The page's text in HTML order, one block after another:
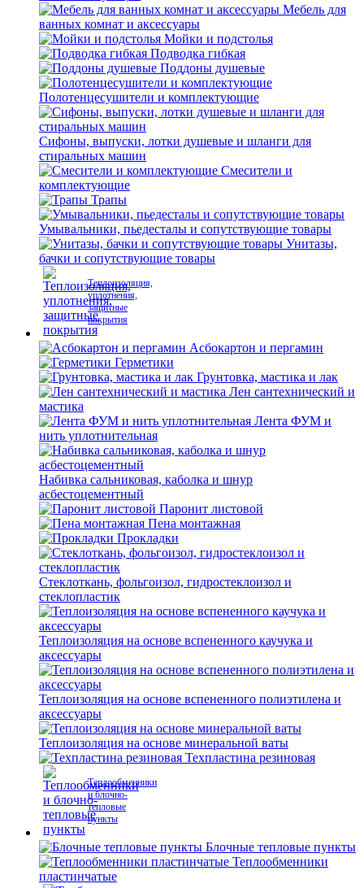
Мебель для
ванных комнат и аксессуары
Мойки и подстолья
Подводка гибкая
Поддоны душевые
Полотенцесушители и комплектующие
Сифоны, выпуски, лотки душевые и шланги для
стиральных машин
Смесители и
комплектующие
Трапы
Умывальники, пьедесталы и сопутствующие товары
Унитазы,
бачки и сопутствующие товары
Теплоизоляция,
уплотнения,
защитные
покрытия
Асбокартон и пергамин
Герметики
Грунтовка, мастика и лак
Лен сантехнический и
мастика
Лента ФУМ и
нить уплотнительная
Набивка сальниковая, каболка и шнур
асбестоцементный
Паронит листовой
Пена монтажная
Прокладки
Стеклоткань, фольгоизол, гидростеклоизол и
стеклопластик
Теплоизоляция на основе вспененного каучука и
аксессуары
Теплоизоляция на основе вспененного полиэтилена и
аксессуары
Теплоизоляция на основе минеральной ваты
Техпластина резиновая
Теплообменники
и блочно-
тепловые
пункты
Блочные тепловые пункты
Теплообменники
пластинчатые